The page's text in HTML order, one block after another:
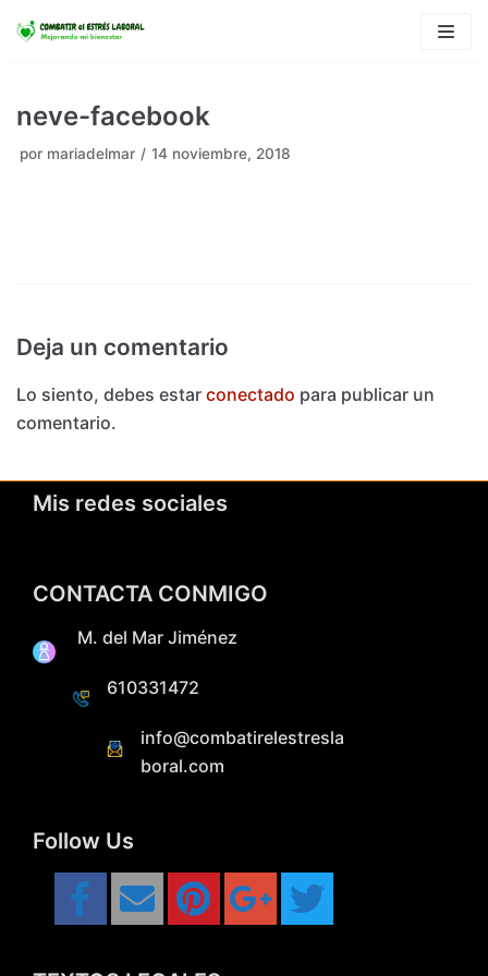
Saltar
neve-facebook
por mariadelmar 14 noviembre, 2018
Deja un comentario
Lo siento, debes estar conectado para publicar un
comentario.
Mis redes sociales
CONTACTA CONMIGO
M. del Mar Jiménez
610331472
info@combatirelestresla
boral.com
Follow Us